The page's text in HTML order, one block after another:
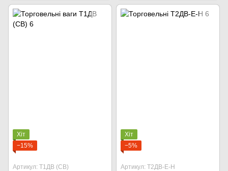
Хіт
−15%
Артикул: Т1ДВ (СВ)
Хіт
−5%
Артикул: Т2ДВ-Е-Н